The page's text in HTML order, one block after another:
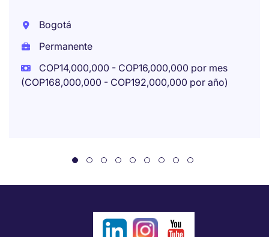
Bogotá
Permanente
COP14,000,000 - COP16,000,000 por mes
(COP168,000,000 - COP192,000,000 por año)